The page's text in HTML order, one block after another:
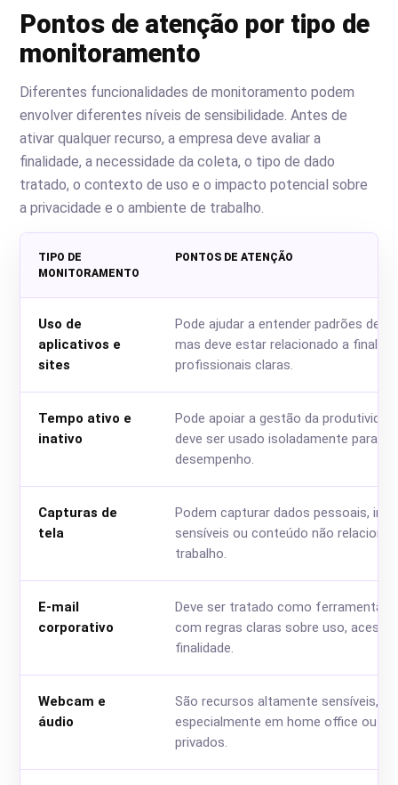
Pontos de atenção por tipo de
monitoramento
Diferentes funcionalidades de monitoramento podem
envolver diferentes níveis de sensibilidade. Antes de
ativar qualquer recurso, a empresa deve avaliar a
finalidade, a necessidade da coleta, o tipo de dado
tratado, o contexto de uso e o impacto potencial sobre
a privacidade e o ambiente de trabalho.
TIPO DE
MONITORAMENTO
PONTOS DE ATENÇÃO
Uso de
aplicativos e
sites
Pode ajudar a entender padrões de
mas deve estar relacionado a
profissionais claras.
Tempo ativo e
inativo
Pode apoiar a gestão da
deve ser usado isoladamente para
desempenho.
Capturas de
tela
Podem capturar dados pessoais,
sensíveis ou conteúdo não
trabalho.
E-mail
corporativo
Deve ser tratado como ferramenta
com regras claras sobre uso, acesso
finalidade.
Webcam e
áudio
São recursos altamente sensíveis,
especialmente em home office ou
privados.